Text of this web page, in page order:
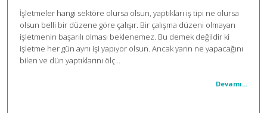
İşletmeler hangi sektöre olursa olsun, yaptıkları iş tipi ne olursa
olsun belli bir düzene göre çalışır. Bir çalışma düzeni olmayan
işletmenin başarılı olması beklenemez. Bu demek değildir ki
işletme her gün aynı işi yapıyor olsun. Ancak yarın ne yapacağını
bilen ve dün yaptıklarını ölç...
Devamı...